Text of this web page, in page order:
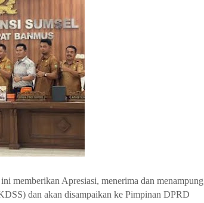
memberikan Apresiasi, menerima dan menampung
dan akan disampaikan ke Pimpinan DPRD